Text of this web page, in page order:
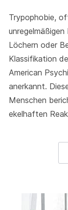
Trypophobie,
Löchern oder
Klassifikation
American
anerkannt.
Menschen
ekelhaften